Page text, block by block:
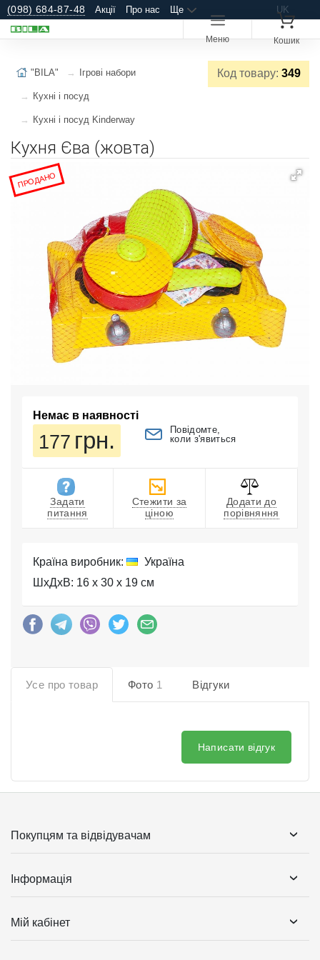
(098) 684-87-48 Акції Про нас Ще UK
Меню Кошик
Код товару: 349
"BILA" Ігрові набори
Кухні і посуд
Кухні і посуд Kinderway
Кухня Єва (жовта)
ПРОДАНО
Немає в наявності
177 грн.
Повідомте,
коли з'явиться
Задати
питання
Стежити за
ціною
Додати до
порівняння
Країна виробник:
Україна
ШхДхВ: 16 x 30 x 19 см
Усе про товар Фото 1 Відгуки
Написати відгук
Покупцям та відвідувачам
Інформація
Мій кабінет